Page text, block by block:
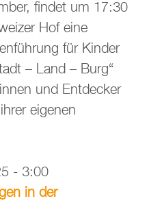
findet um 17:30
Hof eine
für Kinder
– Land – Burg“
und Entdecker
eigenen
- 3:00
in der